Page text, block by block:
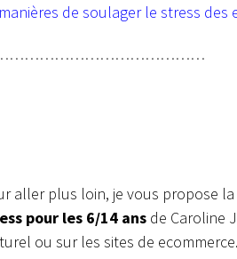
de soulager le stress des
aller plus loin, je vous propose
pour les 6/14 ans de Caroline
ou sur les sites de ecommerce.